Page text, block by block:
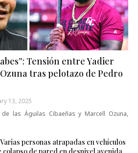
Tensión entre Yadier
tras pelotazo de Pedro
13, 2025
las Águilas Cibaeñas y Marcell Ozuna,
personas atrapadas en vehículos